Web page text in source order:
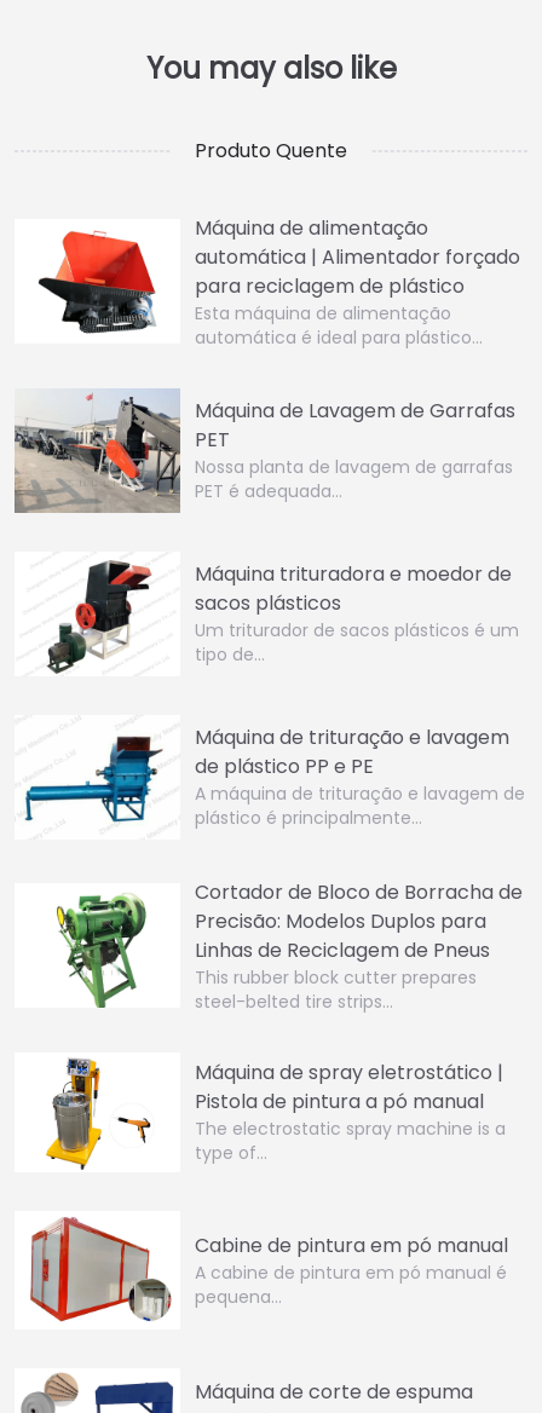
Produto Quente
Máquina de alimentação
automática | Alimentador forçado
para reciclagem de plástico
Esta máquina de alimentação
automática é ideal para plástico…
Máquina de Lavagem de Garrafas
PET
Nossa planta de lavagem de garrafas
PET é adequada…
Máquina trituradora e moedor de
sacos plásticos
Um triturador de sacos plásticos é um
tipo de…
Máquina de trituração e lavagem
de plástico PP e PE
A máquina de trituração e lavagem de
plástico é principalmente…
Cortador de Bloco de Borracha de
Precisão: Modelos Duplos para
Linhas de Reciclagem de Pneus
This rubber block cutter prepares
steel-belted tire strips…
Máquina de spray eletrostático |
Pistola de pintura a pó manual
The electrostatic spray machine is a
type of…
Cabine de pintura em pó manual
A cabine de pintura em pó manual é
pequena…
Máquina de corte de espuma